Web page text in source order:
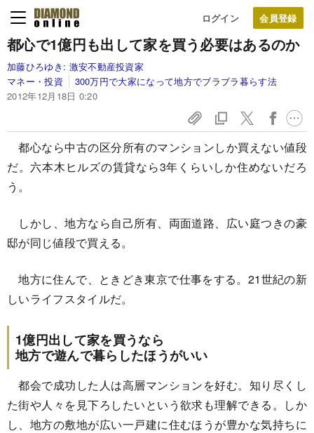
ログイン
都心で1億円も出して家を買う必要はあるのか
加藤ひろゆき: 激安不動産投資家
マネー・投資
300万円で大家になって地方でブラブラ暮らす法
2012年12月18日 0:20
都心なら中古の区分所有のマンションしか買えない値段
だ。六本木ヒルズの賃貸なら3年くらいしか住めないだろ
う。
しかし、地方なら自己所有、両面道路、広い庭つきの豪
邸が同じ値段で買える。
地方に住んで、ときどき東京で仕事をする。21世紀の新
しいライフスタイルだ。
1億円出して家を買うなら
地方で遊んで暮らしたほうがいい
都会で成功した人は高層マンションを好む。知り尽くし
た街や人々を見下ろしたいという欲求も理解できる。しか
し、地方の敷地が広い一戸建に住むほうが豊かな気持ちに